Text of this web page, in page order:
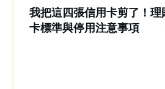
我把這四張信用卡剪了！
卡標準與停用注意事項